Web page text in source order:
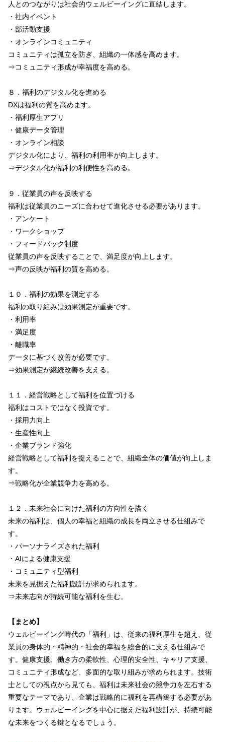
人とのつながりは社会的ウェルビーイングに直結します。
・社内イベント
・部活動支援
・オンラインコミュニティ
コミュニティは孤立を防ぎ、組織の一体感を高めます。
⇒コミュニティ形成が幸福度を高める。
８．福利のデジタル化を進める
DXは福利の質を高めます。
・福利厚生アプリ
・健康データ管理
・オンライン相談
デジタル化により、福利の利用率が向上します。
⇒デジタル化が福利の利便性を高める。
９．従業員の声を反映する
福利は従業員のニーズに合わせて進化させる必要があります。
・アンケート
・ワークショップ
・フィードバック制度
従業員の声を反映することで、満足度が向上します。
⇒声の反映が福利の質を高める。
１０．福利の効果を測定する
福利の取り組みは効果測定が重要です。
・利用率
・満足度
・離職率
データに基づく改善が必要です。
⇒効果測定が継続改善を支える。
１１．経営戦略として福利を位置づける
福利はコストではなく投資です。
・採用力向上
・生産性向上
・企業ブランド強化
経営戦略として福利を捉えることで、組織全体の価値が向上しま
す。
⇒戦略化が企業競争力を高める。
１２．未来社会に向けた福利の方向性を描く
未来の福利は、個人の幸福と組織の成長を両立させる仕組みで
す。
・パーソナライズされた福利
・AIによる健康支援
・コミュニティ型福利
未来を見据えた福利設計が求められます。
⇒未来志向が持続可能な福利を生む。
【まとめ】
ウェルビーイング時代の「福利」は、従来の福利厚生を超え、従
業員の身体的・精神的・社会的幸福を総合的に支える仕組みで
す。健康支援、働き方の柔軟性、心理的安全性、キャリア支援、
コミュニティ形成など、多面的な取り組みが求められます。技術
士としての視点から見ても、福利は未来社会の競争力を左右する
重要なテーマであり、企業は戦略的に福利を再構築する必要があ
ります。ウェルビーイングを中心に据えた福利設計が、持続可能
な未来をつくる鍵となるでしょう。